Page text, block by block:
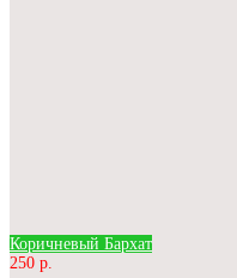
Коричневый Бархат
250 р.